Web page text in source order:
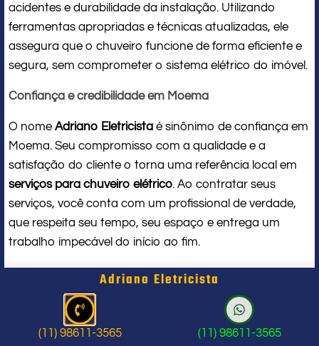
acidentes e durabilidade da instalação. Utilizando
ferramentas apropriadas e técnicas atualizadas, ele
assegura que o chuveiro funcione de forma eficiente e
segura, sem comprometer o sistema elétrico do imóvel.
Confiança e credibilidade em Moema
O nome Adriano Eletricista é sinônimo de confiança em
Moema. Seu compromisso com a qualidade e a
satisfação do cliente o torna uma referência local em
serviços para chuveiro elétrico. Ao contratar seus
serviços, você conta com um profissional de verdade,
que respeita seu tempo, seu espaço e entrega um
trabalho impecável do início ao fim.
Problema com chuveiro: sinais que
indicam a hora de chamar um
profissional
Adriano Eletricista
(11) 98611-3565 (11) 98611-3565